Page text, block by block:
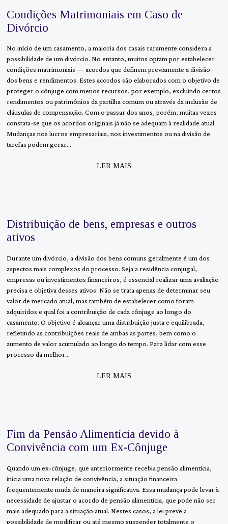
Condições Matrimoniais em Caso de
Divórcio
No início de um casamento, a maioria dos casais raramente considera a
possibilidade de um divórcio. No entanto, muitos optam por estabelecer
condições matrimoniais — acordos que definem previamente a divisão
dos bens e rendimentos. Estes acordos são elaborados com o objetivo de
proteger o cônjuge com menos recursos, por exemplo, excluindo certos
rendimentos ou patrimônios da partilha comum ou através da inclusão de
cláusulas de compensação. Com o passar dos anos, porém, muitas vezes
constata-se que os acordos originais já não se adequam à realidade atual.
Mudanças nos lucros empresariais, nos investimentos ou na divisão de
tarefas podem gerar…
LER MAIS
Distribuição de bens, empresas e outros
ativos
Durante um divórcio, a divisão dos bens comuns geralmente é um dos
aspectos mais complexos do processo. Seja a residência conjugal,
empresas ou investimentos financeiros, é essencial realizar uma avaliação
precisa e objetiva desses ativos. Não se trata apenas de determinar seu
valor de mercado atual, mas também de estabelecer como foram
adquiridos e qual foi a contribuição de cada cônjuge ao longo do
casamento. O objetivo é alcançar uma distribuição justa e equilibrada,
refletindo as contribuições reais de ambas as partes, bem como o
aumento de valor acumulado ao longo do tempo. Para lidar com esse
processo da melhor…
LER MAIS
Fim da Pensão Alimentícia devido à
Convivência com um Ex-Cônjuge
Quando um ex-cônjuge, que anteriormente recebia pensão alimentícia,
inicia uma nova relação de convivência, a situação financeira
frequentemente muda de maneira significativa. Essa mudança pode levar à
necessidade de ajustar o acordo de pensão alimentícia, que pode não ser
mais adequado para a situação atual. Nestes casos, a lei prevê a
possibilidade de modificar ou até mesmo suspender totalmente o